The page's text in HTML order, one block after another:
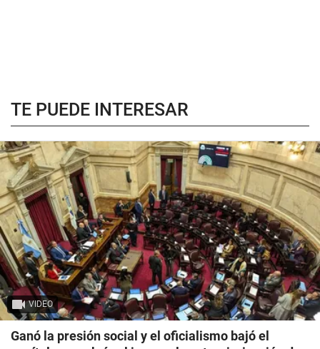
TE PUEDE INTERESAR
VIDEO
Ganó la presión social y el oficialismo bajó el